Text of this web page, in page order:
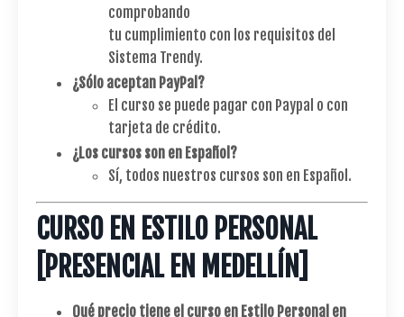
comprobando
tu cumplimiento con los requisitos del
Sistema Trendy.
¿Sólo aceptan PayPal?
El curso se puede pagar con Paypal o con
tarjeta de crédito.
¿Los cursos son en Español?
Sí, todos nuestros cursos son en Español.
CURSO EN ESTILO PERSONAL
[PRESENCIAL EN MEDELLÍN]
Qué precio tiene el curso en Estilo Personal en